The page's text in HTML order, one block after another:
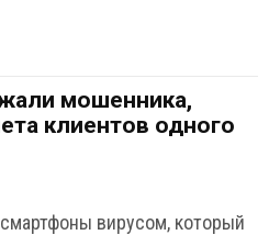
мошенника,
клиентов одного
вирусом, который